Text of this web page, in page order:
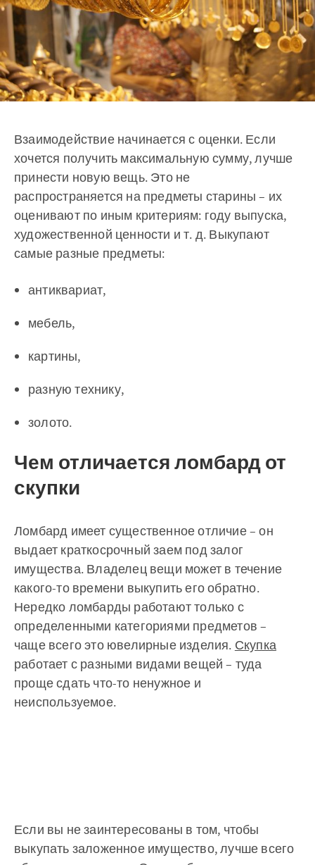
Взаимодействие начинается с оценки. Если
хочется получить максимальную сумму, лучше
принести новую вещь. Это не
распространяется на предметы старины – их
оценивают по иным критериям: году выпуска,
художественной ценности и т. д. Выкупают
самые разные предметы:
антиквариат,
мебель,
картины,
разную технику,
золото.
Чем отличается ломбард от
скупки
Ломбард имеет существенное отличие – он
выдает краткосрочный заем под залог
имущества. Владелец вещи может в течение
какого-то времени выкупить его обратно.
Нередко ломбарды работают только с
определенными категориями предметов –
чаще всего это ювелирные изделия. Скупка
работает с разными видами вещей – туда
проще сдать что-то ненужное и
неиспользуемое.
Если вы не заинтересованы в том, чтобы
выкупать заложенное имущество, лучше всего